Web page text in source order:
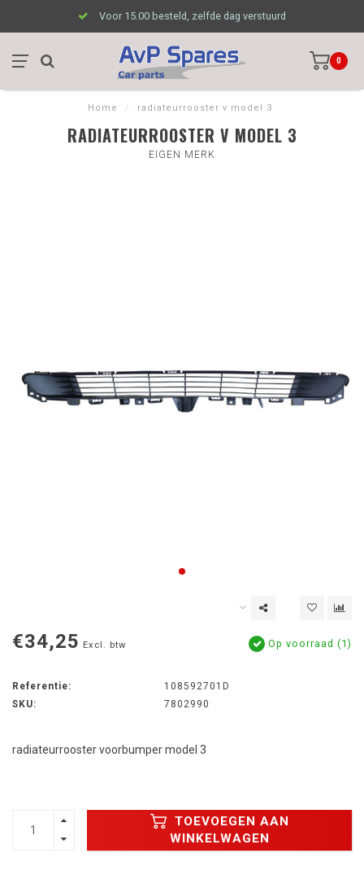
Voor 15.00 besteld, zelfde dag verstuurd
0
Home / radiateurrooster v model 3
RADIATEURROOSTER V MODEL 3
EIGEN MERK
€34,25 Excl. btw Op voorraad (1)
Referentie:
108592701D
SKU:
7802990
radiateurrooster voorbumper model 3
TOEVOEGEN AAN
WINKELWAGEN